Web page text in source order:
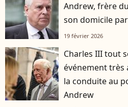
Andrew, frère
son domicile
19 février 2026
Charles III tout
événement très
la conduite au
Andrew